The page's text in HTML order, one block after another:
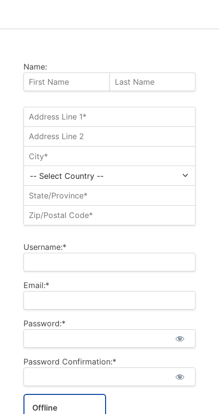
Name:
Username:*
Email:*
Password:*
Password Confirmation:*
Offline